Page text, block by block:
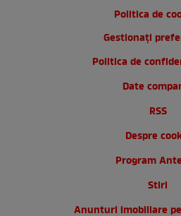
Politica de
Gestionați
Politica de
Date
RSS
Despre
Program
Stiri
Anunturi imobiliare